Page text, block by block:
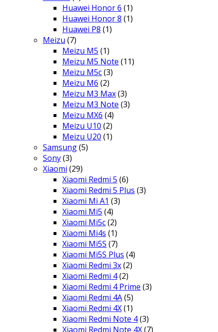
Huawei Honor 6 (1)
Huawei Honor 8 (1)
Huawei P8 (1)
Meizu (7)
Meizu M5 (1)
Meizu M5 Note (11)
Meizu M5c(3)
Meizu M6 (2)
Meizu M3 Max(3)
Meizu M3 Note (3)
Meizu MX6 (4)
Meizu U10 (2)
Meizu U20 (1)
Samsung(5)
Sony(3)
Xiaomi (29)
Xiaomi Redmi 5 (6)
Xiaomi Redmi 5 Plus (3)
Xiaomi Mi A1 (3)
Xiaomi Mi5 (4)
Xiaomi Mi5c(2)
Xiaomi Mi4s (1)
Xiaomi Mi5S (7)
Xiaomi Mi5S Plus (4)
Xiaomi Redmi 3x(2)
Xiaomi Redmi 4(2)
Xiaomi Redmi 4 Prime (3)
Xiaomi Redmi 4A(5)
Xiaomi Redmi 4X(1)
Xiaomi Redmi Note 4(3)
Xiaomi Redmi Note 4X(7)